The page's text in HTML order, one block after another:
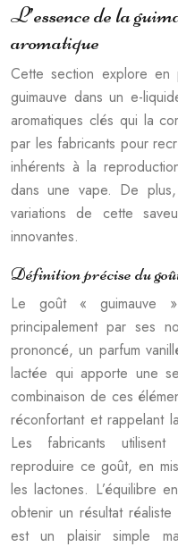
L’essence de la
aromatique
Cette section explore
guimauve dans un e-
aromatiques clés qui la
par les fabricants pour
inhérents à la
dans une vape. De
variations de cette
innovantes.
Définition précise du
Le goût « guimauve
principalement par ses
prononcé, un parfum
lactée qui apporte une
combinaison de ces
réconfortant et rappelant
Les fabricants
reproduire ce goût, en
les lactones. L’équilibre
obtenir un résultat
est un plaisir simple